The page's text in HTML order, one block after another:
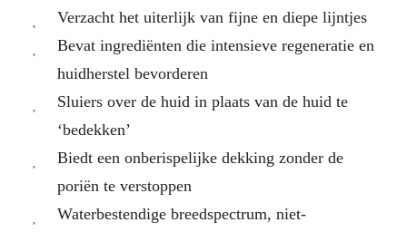
Verzacht het uiterlijk van fijne en diepe lijntjes
Bevat ingrediënten die intensieve regeneratie en
huidherstel bevorderen
Sluiers over de huid in plaats van de huid te
‘bedekken’
Biedt een onberispelijke dekking zonder de
poriën te verstoppen
Waterbestendige breedspectrum, niet-